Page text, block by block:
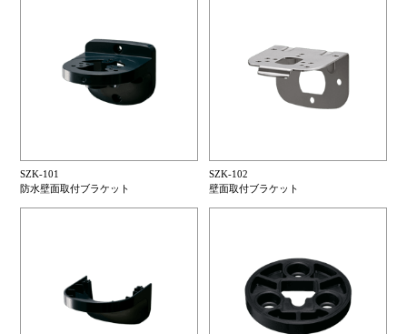
SZK-101
防水壁面取付ブラケット
SZK-102
壁面取付ブラケット